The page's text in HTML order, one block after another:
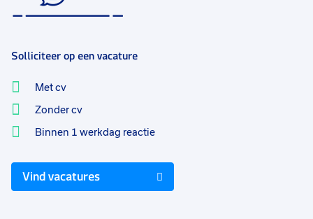
Solliciteer op een vacature
Met cv
Zonder cv
Binnen 1 werkdag reactie
Vind vacatures